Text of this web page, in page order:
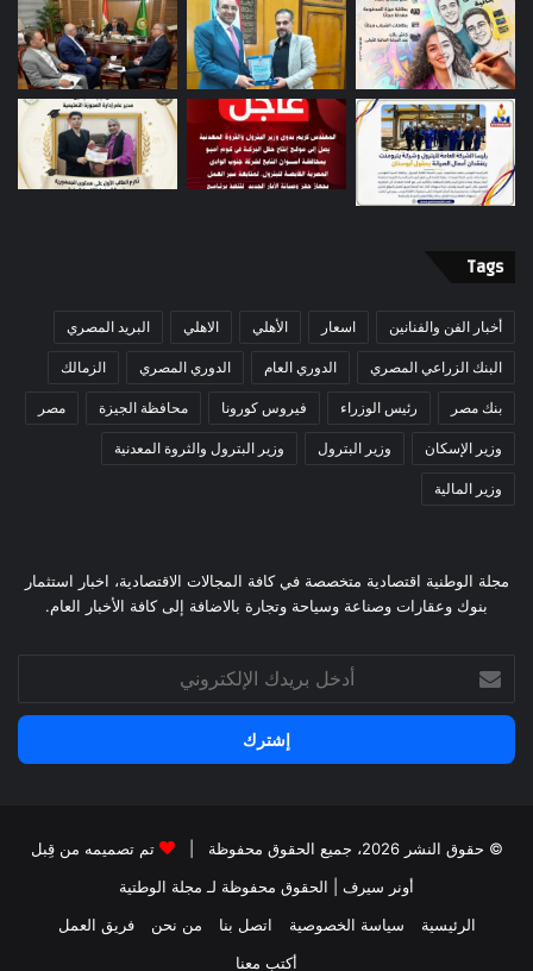
Tags
أخبار الفن والفنانين اسعار الأهلي الاهلي البريد المصري
البنك الزراعي المصري الدوري العام الدوري المصري الزمالك
بنك مصر رئيس الوزراء فيروس كورونا محافظة الجيزة مصر
وزير الإسكان وزير البترول وزير البترول والثروة المعدنية
وزير المالية
مجلة الوطنية اقتصادية متخصصة في كافة المجالات الاقتصادية، اخبار استثمار
بنوك وعقارات وصناعة وسياحة وتجارة بالاضافة إلى كافة الأخبار العام.
بريدك
الإلكتروني
© حقوق النشر 2026، جميع الحقوق محفوظة |
تم تصميمه من قِبل
أونر سيرف | الحقوق محفوظة لـ مجلة الوطتية
الرئيسية
سياسة الخصوصية اتصل بنا من نحن
فريق العمل
أكتب معنا